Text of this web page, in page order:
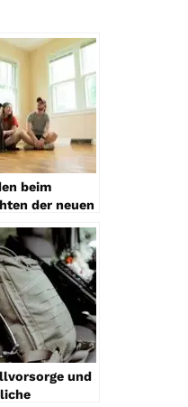
beim
der neuen
und